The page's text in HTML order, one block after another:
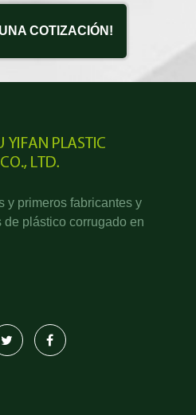
COTIZACIÓN!
y primeros fabricantes y
plástico corrugado en